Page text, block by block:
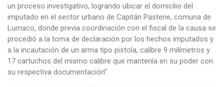
un proceso investigativo, logrando ubicar el domicilio del
imputado en el sector urbano de Capitán Pastene, comuna de
Lumaco, donde previa coordinación con el fiscal de la causa se
procedió a la toma de declaración por los hechos imputados y
a la incautación de un arma tipo pistola, calibre 9 milímetros y
17 cartuchos del mismo calibre que mantenía en su poder con
su respectiva documentación”.